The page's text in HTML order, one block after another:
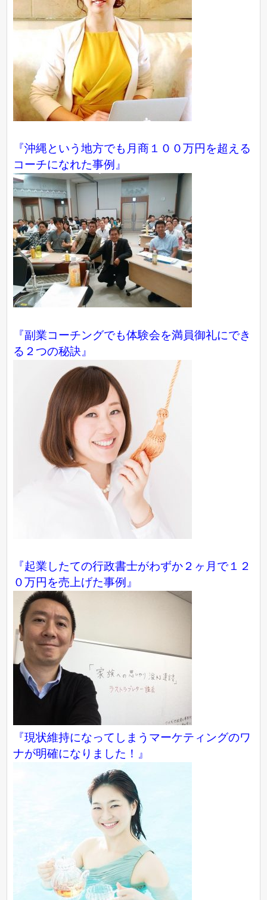
『沖縄という地方でも月商１００万円を超える
コーチになれた事例』
『副業コーチングでも体験会を満員御礼にでき
る２つの秘訣』
『起業したての行政書士がわずか２ヶ月で１２
０万円を売上げた事例』
『現状維持になってしまうマーケティングのワ
ナが明確になりました！』